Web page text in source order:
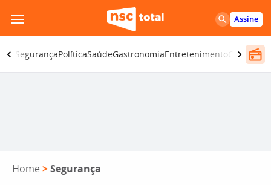
para
o
conteúdo
Assine
SegurançaPolíticaSaúdeGastronomiaEntretenimentoCBN
Home >Segurança